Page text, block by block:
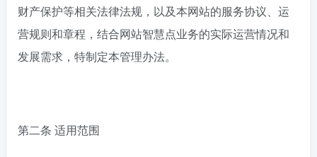
财产保护等相关法律法规，以及本网站的服务协议、运
营规则和章程，结合网站智慧点业务的实际运营情况和
发展需求，特制定本管理办法。
第二条 适用范围